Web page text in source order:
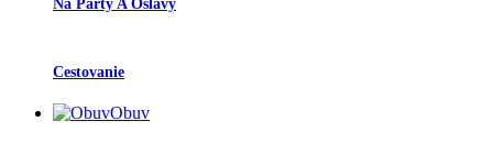
Na Párty A Oslavy
Cestovanie
Obuv